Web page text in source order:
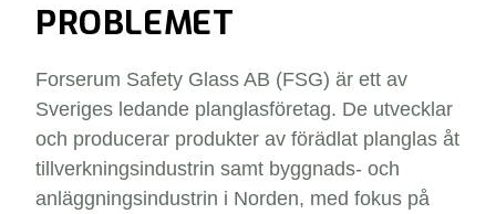
PROBLEMET
Forserum Safety Glass AB (FSG) är ett av
Sveriges ledande planglasföretag. De utvecklar
och producerar produkter av förädlat planglas åt
tillverkningsindustrin samt byggnads- och
anläggningsindustrin i Norden, med fokus på